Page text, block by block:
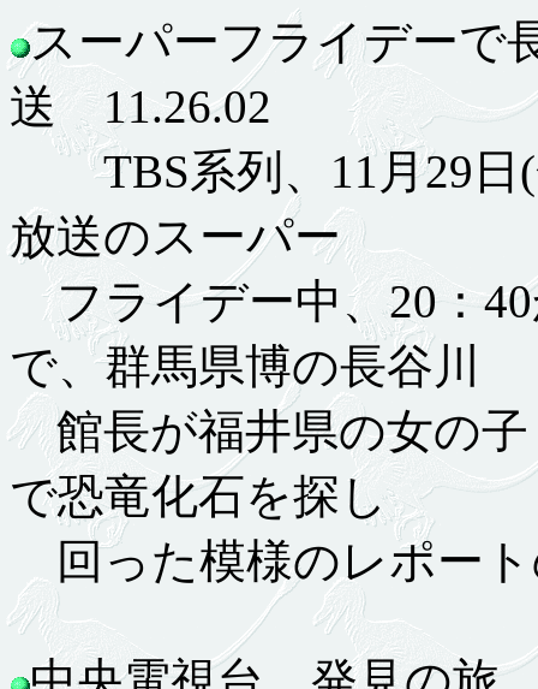
スーパーフライデーで
送 11.26.02
TBS系列、11月29日(
放送のスーパー
フライデー中、20：
で、群馬県博の長谷川
館長が福井県の女の子
で恐竜化石を探し
回った模様のレポー